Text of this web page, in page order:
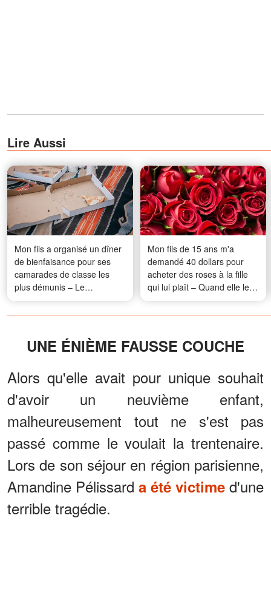
Lire Aussi
Mon fils a organisé un dîner
de bienfaisance pour ses
camarades de classe les
plus démunis – Le
lendemain matin, nous
avons trouvé un mystérieux
porte
Mon fils de 15 ans m'a
demandé 40 dollars pour
acheter des roses à la fille
qui lui plaît – Quand elle les
lui a jetées à la figure, ses
12 mots m'ont glacé le sang
UNE ÉNIÈME FAUSSE COUCHE
Alors qu'elle avait pour unique souhait
d'avoir un neuvième enfant,
malheureusement tout ne s'est pas
passé comme le voulait la trentenaire.
Lors de son séjour en région parisienne,
Amandine Pélissard a été victime d'une
terrible tragédie.